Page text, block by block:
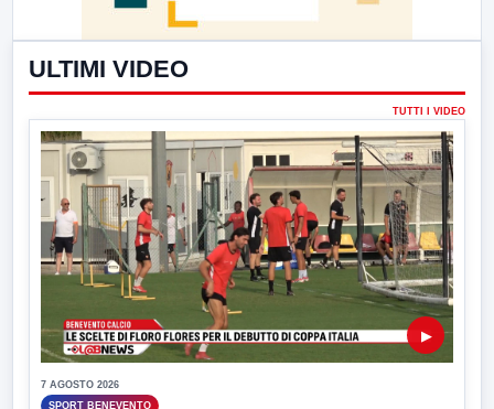
ULTIMI VIDEO
TUTTI I VIDEO
▶
7 AGOSTO 2026
SPORT BENEVENTO